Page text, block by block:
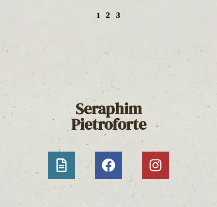
1 2 3
Seraphim
Pietroforte